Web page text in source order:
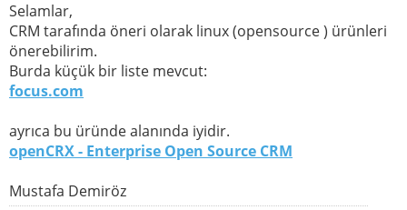
Selamlar,
CRM tarafında öneri olarak linux (opensource ) ürünleri
önerebilirim.
Burda küçük bir liste mevcut:
focus.com
ayrıca bu üründe alanında iyidir.
openCRX - Enterprise Open Source CRM
Mustafa Demiröz